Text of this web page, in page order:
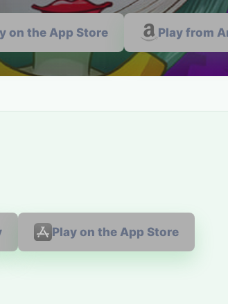
on the App Store Play from
Play on the App Store